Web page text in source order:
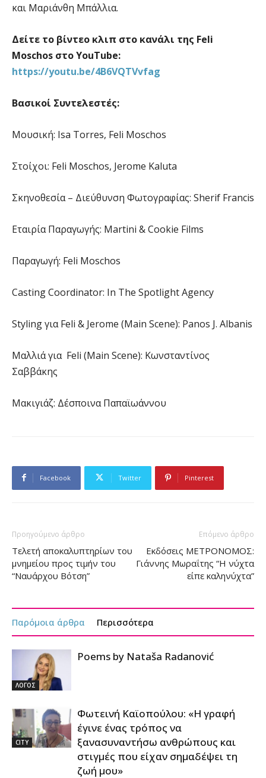
και Μαριάνθη Μπάλλια.
Δείτε το βίντεο κλιπ στο κανάλι της Feli
Moschos στο YouTube:
https://youtu.be/4B6VQTVvfag
Βασικοί Συντελεστές:
Μουσική: Isa Torres, Feli Moschos
Στοίχοι: Feli Moschos, Jerome Kaluta
Σκηνοθεσία – Διεύθυνση Φωτογραφίας: Sherif Francis
Εταιρία Παραγωγής: Martini & Cookie Films
Παραγωγή: Feli Moschos
Casting Coordinator: In The Spotlight Agency
Styling για Feli & Jerome (Main Scene): Panos J. Albanis
Μαλλιά για Feli (Main Scene): Κωνσταντίνος
Σαββάκης
Μακιγιάζ: Δέσποινα Παπαϊωάννου
Facebook Twitter Pinterest
Προηγούμενο άρθρο
Tελετή αποκαλυπτηρίων του
μνημείου προς τιμήν του
“Ναυάρχου Βότση”
Επόμενο άρθρο
Εκδόσεις ΜΕΤΡΟΝΟΜΟΣ:
Γιάννης Μωραΐτης “Η νύχτα
είπε καληνύχτα”
Παρόμοια άρθρα Περισσότερα
ΛΟΓΟΣ
Poems by Nataša Radanović
CITY
Φωτεινή Καϊοπούλου: «Η γραφή
έγινε ένας τρόπος να
ξανασυναντήσω ανθρώπους και
στιγμές που είχαν σημαδέψει τη
ζωή μου»